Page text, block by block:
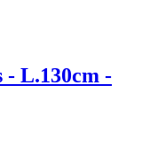
- L.130cm -